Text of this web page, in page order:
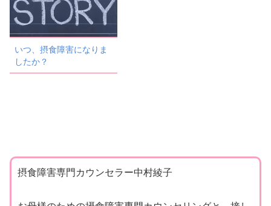
いつ、摂食障害になりま
したか？
摂食障害専門カウンセラー中村綾子